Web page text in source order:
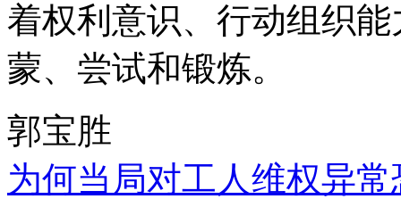
着权利意识、行动组织
蒙、尝试和锻炼。
郭宝胜
为何当局对工人维权异